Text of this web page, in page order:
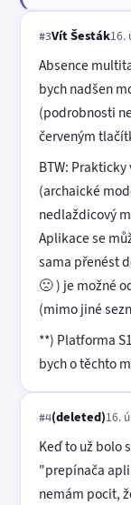
#3Vít Šesták16.
Absence
bych nadšen
(podrobnosti
červeným
BTW:
(archaické
nedlaždicový
Aplikace se
sama přenést
🙁 ) je možné
(mimo jiné
**) Platforma
bych o těchto
#4(deleted)16.
Keď to už bolo
"prepínača
nemám pocit,